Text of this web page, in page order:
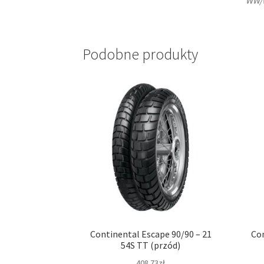
Podobne produkty
Continental Escape 90/90 – 21
54S TT (przód)